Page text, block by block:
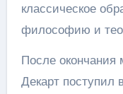
классическое
философию и
После окончания
Декарт поступил